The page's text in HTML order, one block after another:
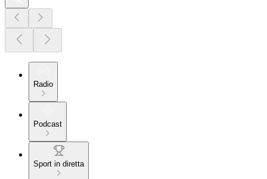
Radio
Podcast
Sport in diretta